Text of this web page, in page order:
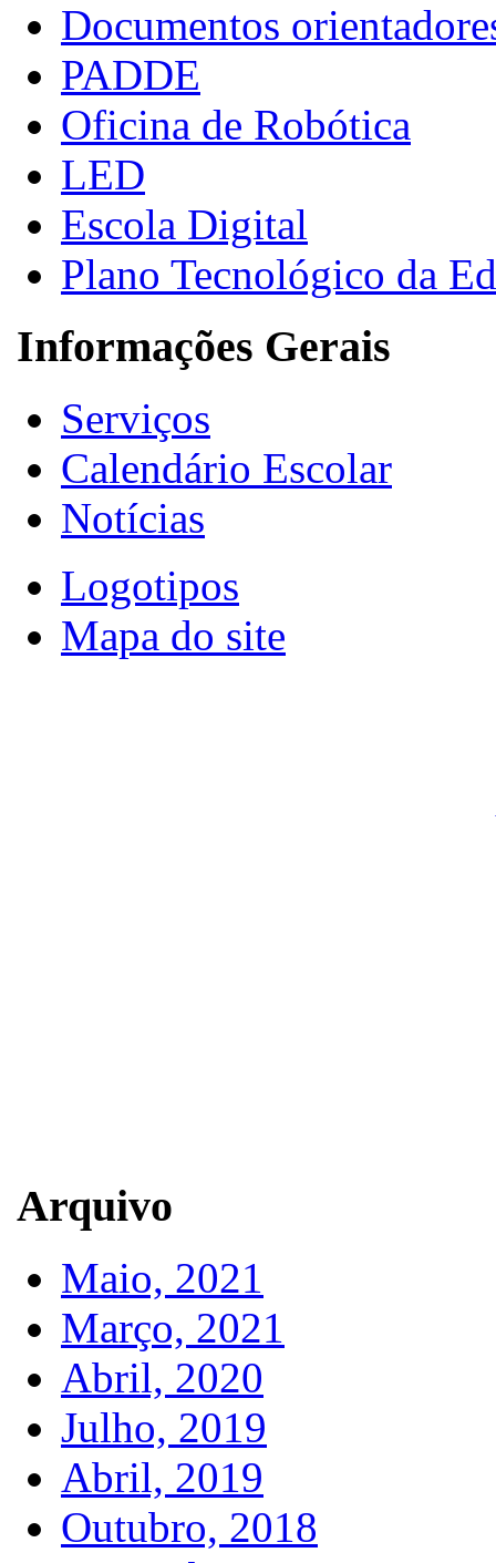
Documentos
PADDE
Oficina de Robótica
LED
Escola Digital
Plano Tecnológico da
Informações Gerais
Serviços
Calendário Escolar
Notícias
Logotipos
Mapa do site
Arquivo
Maio, 2021
Março, 2021
Abril, 2020
Julho, 2019
Abril, 2019
Outubro, 2018